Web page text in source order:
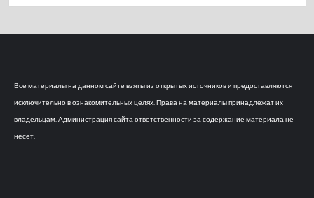
Все материалы на данном сайте взяты из открытых источников и предоставляются
исключительно в ознакомительных целях. Права на материалы принадлежат их
владельцам. Администрация сайта ответственности за содержание материала не
несет.